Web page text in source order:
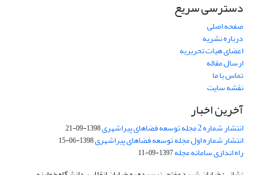
دسترسی سریع
صفحه اصلی
درباره نشریه
اعضای هیات تحریریه
ارسال مقاله
تماس با ما
نقشه سایت
آخرین اخبار
انتشار شماره 2 مجله توسعه فضاهای پیراشهری 1398-09-21
انتشار شماره اول مجله توسعه فضاهای پیراشهری1398-06-15
راه اندازی سامانه مجله1397-09-11